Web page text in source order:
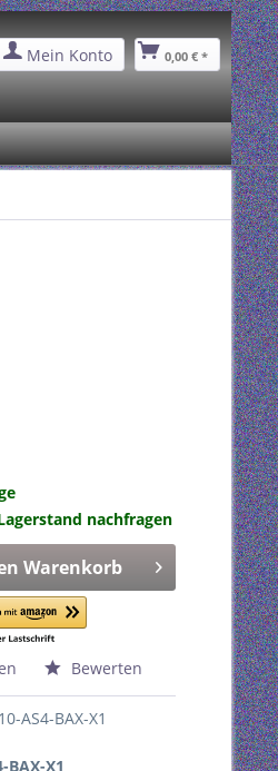
Mein Konto 0,00 € *
nachfragen
Warenkorb
Bewerten
AS4-BAX-X1
BAX-X1